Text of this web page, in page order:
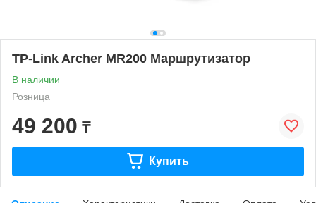
TP-Link Archer MR200 Маршрутизатор
В наличии
Розница
49 200 ₸
Купить